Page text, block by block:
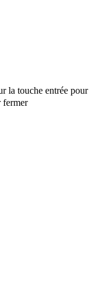
la touche entrée pour
fermer